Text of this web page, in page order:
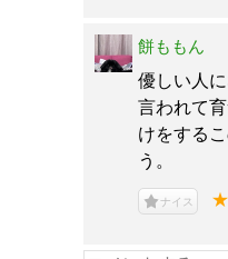
餅ももん
優しい人
言われて
けをする
う。
ナイス